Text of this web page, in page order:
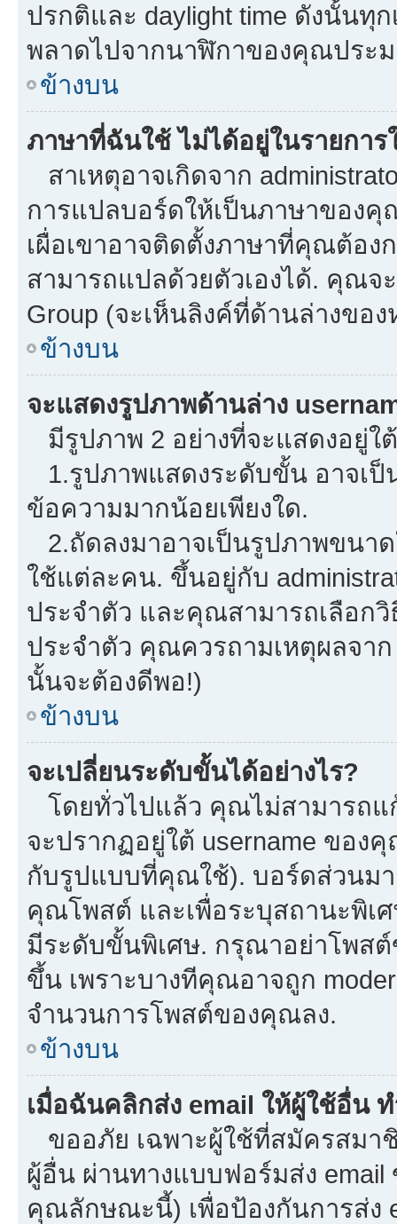
ปรกติและ daylight time ดังนั้นทุ
พลาดไปจากนาฬิกาของคุณประ
ข้างบน
ภาษาที่ฉันใช้ ไม่ได้อยู่ในรายการ
สาเหตุอาจเกิดจาก
การแปลบอร์ดให้เป็นภาษาของคุ
เผื่อเขาอาจติดตั้งภาษาที่คุณต้อ
สามารถแปลด้วยตัวเองได้. คุณจ
Group (จะเห็นลิงค์ที่ด้านล่างของ
ข้างบน
จะแสดงรูปภาพด้านล่าง
มีรูปภาพ 2 อย่างที่จะแสดงอยู่ใ
1.รูปภาพแสดงระดับขั้น อาจเ
ข้อความมากน้อยเพียงใด.
2.ถัดลงมาอาจเป็นรูปภาพขนา
ใช้แต่ละคน. ขึ้นอยู่กับ
ประจำตัว และคุณสามารถเลือก
ประจำตัว คุณควรถามเหตุผลจาก
นั้นจะต้องดีพอ!)
ข้างบน
จะเปลี่ยนระดับขั้นได้อย่างไร?
โดยทั่วไปแล้ว คุณไม่สามารถ
จะปรากฏอยู่ใต้ username ขอ
กับรูปแบบที่คุณใช้). บอร์ดส่วนม
คุณโพสต์ และเพื่อระบุสถานะพิเศ
มีระดับขั้นพิเศษ. กรุณาอย่าโพส
ขึ้น เพราะบางทีคุณอาจถูก
จำนวนการโพสต์ของคุณลง.
ข้างบน
เมื่อฉันคลิกส่ง email ให้ผู้ใช้อื่น
ขออภัย เฉพาะผู้ใช้ที่สมัครสมา
ผู้อื่น ผ่านทางแบบฟอร์มส่ง
คุณลักษณะนี้) เพื่อป้องกันการส่ง